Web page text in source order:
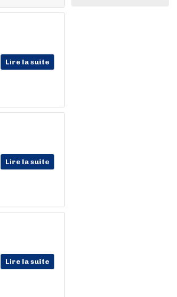
Lire la suite
Lire la suite
Lire la suite